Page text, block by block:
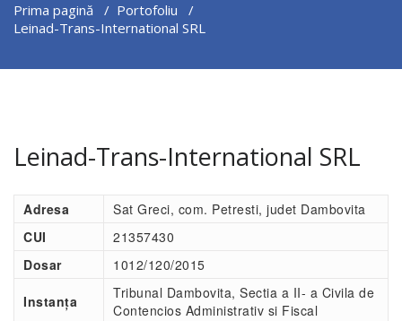
Prima pagină / Portofoliu /
Leinad-Trans-International SRL
Leinad-Trans-International SRL
Adresa
Sat Greci, com. Petresti, judet Dambovita
CUI
21357430
Dosar
1012/120/2015
Instanța
Tribunal Dambovita, Sectia a II- a Civila de
Contencios Administrativ si Fiscal